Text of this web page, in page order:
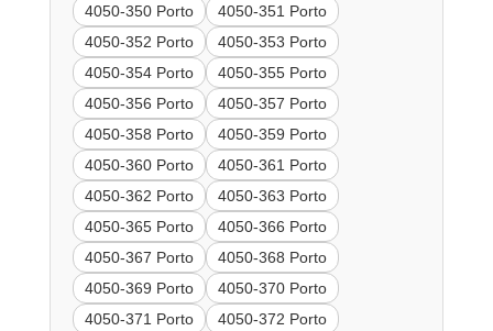
4050-350 Porto
4050-351 Porto
4050-352 Porto
4050-353 Porto
4050-354 Porto
4050-355 Porto
4050-356 Porto
4050-357 Porto
4050-358 Porto
4050-359 Porto
4050-360 Porto
4050-361 Porto
4050-362 Porto
4050-363 Porto
4050-365 Porto
4050-366 Porto
4050-367 Porto
4050-368 Porto
4050-369 Porto
4050-370 Porto
4050-371 Porto
4050-372 Porto